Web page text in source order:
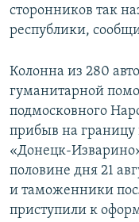
сторонников так
республики,
Колонна из 280
гуманитарной
подмосковного
прибыв на границу
«Донецк-
половине дня 21
и таможенники
приступили к